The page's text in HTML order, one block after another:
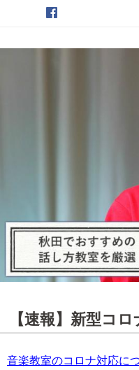
【速報】新型コ
音楽教室のコロナ対応に